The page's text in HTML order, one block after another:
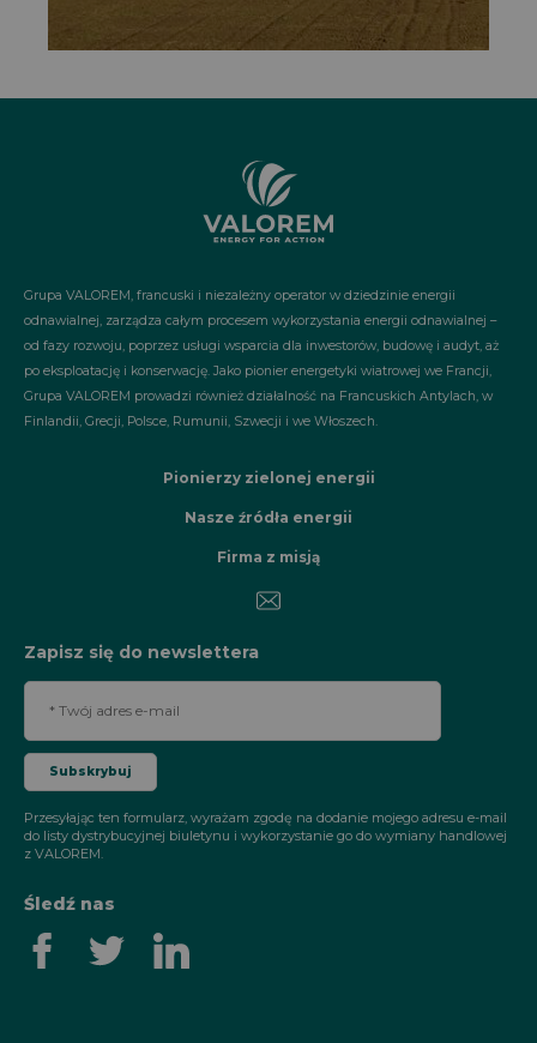
Grupa VALOREM, francuski i niezależny operator w dziedzinie energii
odnawialnej, zarządza całym procesem wykorzystania energii odnawialnej –
od fazy rozwoju, poprzez usługi wsparcia dla inwestorów, budowę i audyt, aż
po eksploatację i konserwację. Jako pionier energetyki wiatrowej we Francji,
Grupa VALOREM prowadzi również działalność na Francuskich Antylach, w
Finlandii, Grecji, Polsce, Rumunii, Szwecji i we Włoszech.
Pionierzy zielonej energii
Nasze źródła energii
Firma z misją
Zapisz się do newslettera
Przesyłając ten formularz, wyrażam zgodę na dodanie mojego adresu e-mail
do listy dystrybucyjnej biuletynu i wykorzystanie go do wymiany handlowej
z VALOREM.
Śledź nas